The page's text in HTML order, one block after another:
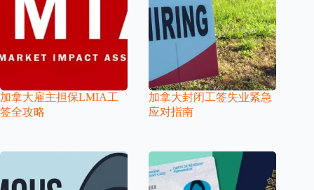
加拿大雇主担保LMIA工
签全攻略
加拿大封闭工签失业紧急
应对指南